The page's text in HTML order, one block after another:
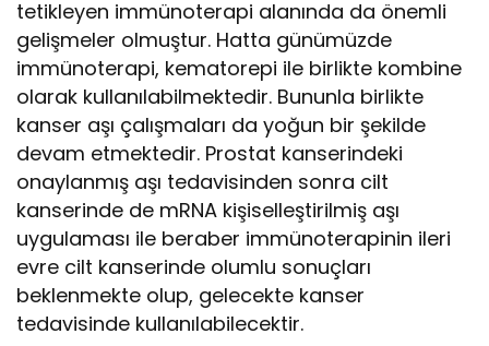
tetikleyen immünoterapi alanında da önemli
gelişmeler olmuştur. Hatta günümüzde
immünoterapi, kematorepi ile birlikte kombine
olarak kullanılabilmektedir. Bununla birlikte
kanser aşı çalışmaları da yoğun bir şekilde
devam etmektedir. Prostat kanserindeki
onaylanmış aşı tedavisinden sonra cilt
kanserinde de mRNA kişiselleştirilmiş aşı
uygulaması ile beraber immünoterapinin ileri
evre cilt kanserinde olumlu sonuçları
beklenmekte olup, gelecekte kanser
tedavisinde kullanılabilecektir.